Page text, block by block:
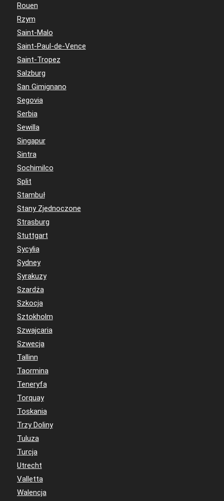
Rouen
Rzym
Saint-Malo
Saint-Paul-de-Vence
Saint-Tropez
Salzburg
San Gimignano
Segovia
Serbia
Sewilla
Singapur
Sintra
Sochimilco
Split
Stambuł
Stany Zjednoczone
Strasburg
Stuttgart
Sycylia
Sydney
Syrakuzy
Szardża
Szkocja
Sztokholm
Szwajcaria
Szwecja
Tallinn
Taormina
Teneryfa
Torquay
Toskania
Trzy Doliny
Tuluza
Turcja
Utrecht
Valletta
Walencja